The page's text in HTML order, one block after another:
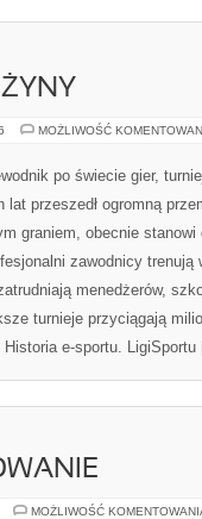
MOŻLIWOŚĆ
po świecie gier,
przeszedł ogromną
graniem, obecnie
zawodnicy trenują
menedżerów,
turnieje przyciągają
Historia e-sportu.
MOŻLIWOŚĆ